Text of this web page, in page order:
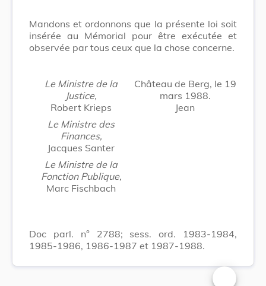
Mandons et ordonnons que la présente loi soit
insérée au Mémorial pour être exécutée et
observée par tous ceux que la chose concerne.
Le Ministre de la
Justice,
Robert Krieps
Le Ministre des
Finances,
Jacques Santer
Le Ministre de la
Fonction Publique,
Marc Fischbach
Château de Berg, le 19
mars 1988.
Jean
Doc parl. n° 2788; sess. ord. 1983-1984,
1985-1986, 1986-1987 et 1987-1988.